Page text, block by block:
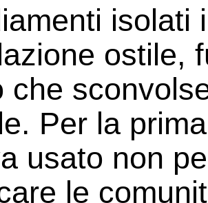
isolati
ostile,
che
Per la
usato non
le